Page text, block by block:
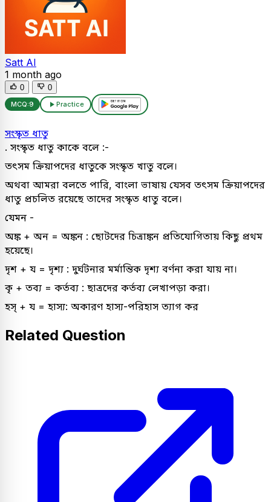
Satt AI
1 month ago
0 0
MCQ:9 Practice
সংস্কৃত ধাতু
. সংস্কৃত ধাতু কাকে বলে :-
তৎসম ক্রিয়াপদের ধাতুকে সংস্কৃত খাতু বলে।
অথবা আমরা বলতে পারি, বাংলা ভাষায় যেসব তৎসম ক্রিয়াপদের
ধাতু প্রচলিত রয়েছে তাদের সংস্কৃত ধাতু বলে।
যেমন -
অঙ্ক + অন = অঙ্কন : ছোটদের চিত্রাঙ্কন প্রতিযোগিতায় কিছু প্রথম
হয়েছে।
দৃশ + য = দৃশ্য : দুর্ঘটনার মর্মান্তিক দৃশ্য বর্ণনা করা যায় না।
কৃ + তব্য = কর্তব্য : ছাত্রদের কর্তব্য লেখাপড়া করা।
হস্ + য = হাস্য: অকারণ হাস্য-পরিহাস ত্যাগ কর
Related Question